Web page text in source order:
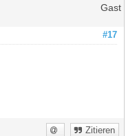
Gast
#17
Zitieren